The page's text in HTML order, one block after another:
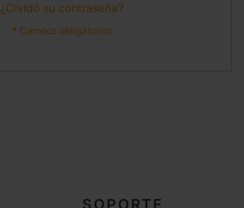
¿Olvidó su contraseña?